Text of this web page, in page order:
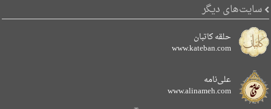
سایت‌های دیگر
حلقه کاتبان
www.kateban.com
علی‌نامه
www.alinameh.com